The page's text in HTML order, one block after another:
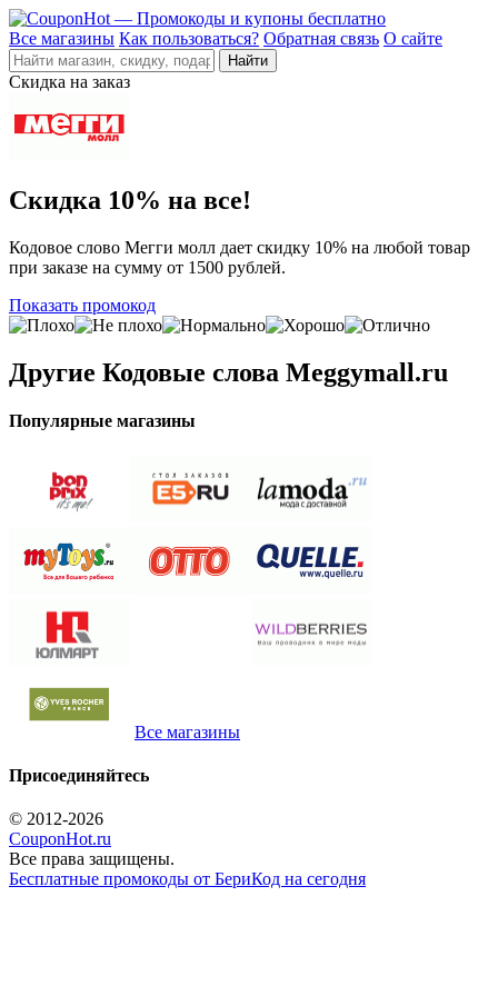
Все магазины Как пользоваться? Обратная связь О сайте
Скидка на заказ
Скидка 10% на все!
Кодовое слово Мегги молл дает скидку 10% на любой товар
при заказе на сумму от 1500 рублей.
Показать промокод
Другие Кодовые слова Meggymall.ru
Популярные магазины
Все магазины
Присоединяйтесь
© 2012-2026
CouponHot.ru
Все права защищены.
Бесплатные промокоды от БериКод на сегодня